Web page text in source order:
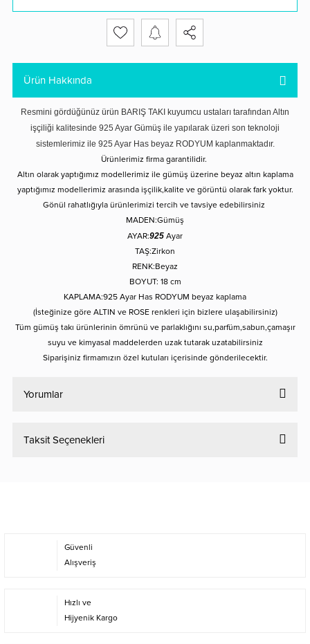
Ürün Hakkında
Resmini gördüğünüz ürün BARIŞ TAKI kuyumcu ustaları tarafından Altın
işçiliği kalitesinde 925 Ayar Gümüş ile yapılarak üzeri son teknoloji
sistemlerimiz ile 925 Ayar Has beyaz RODYUM kaplanmaktadır.
Ürünlerimiz firma garantilidir.
Altın olarak yaptığımız modellerimiz ile gümüş üzerine beyaz altın kaplama
yaptığımız modellerimiz arasında işçilik,kalite ve görüntü olarak fark yoktur.
Gönül rahatlığıyla ürünlerimizi tercih ve tavsiye edebilirsiniz
MADEN:Gümüş
AYAR:925 Ayar
TAŞ:Zirkon
RENK:Beyaz
BOYUT: 18 cm
KAPLAMA:925 Ayar Has RODYUM beyaz kaplama
(İsteğinize göre ALTIN ve ROSE renkleri için bizlere ulaşabilirsiniz)
Tüm gümüş takı ürünlerinin ömrünü ve parlaklığını su,parfüm,sabun,çamaşır
suyu ve kimyasal maddelerden uzak tutarak uzatabilirsiniz
Siparişiniz firmamızın özel kutuları içerisinde gönderilecektir.
Yorumlar
Taksit Seçenekleri
Güvenli
Alışveriş
Hızlı ve
Hijyenik Kargo